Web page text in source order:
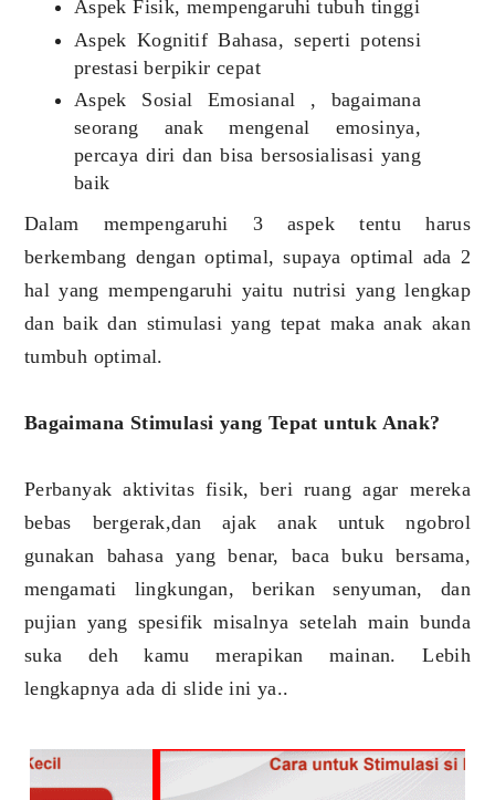
Aspek Fisik, mempengaruhi tubuh tinggi
Aspek Kognitif Bahasa, seperti potensi
prestasi berpikir cepat
Aspek Sosial Emosianal , bagaimana
seorang anak mengenal emosinya,
percaya diri dan bisa bersosialisasi yang
baik
Dalam mempengaruhi 3 aspek tentu harus
berkembang dengan optimal, supaya optimal ada 2
hal yang mempengaruhi yaitu nutrisi yang lengkap
dan baik dan stimulasi yang tepat maka anak akan
tumbuh optimal.
Bagaimana Stimulasi yang Tepat untuk Anak?
Perbanyak aktivitas fisik, beri ruang agar mereka
bebas bergerak,dan ajak anak untuk ngobrol
gunakan bahasa yang benar, baca buku bersama,
mengamati lingkungan, berikan senyuman, dan
pujian yang spesifik misalnya setelah main bunda
suka deh kamu merapikan mainan. Lebih
lengkapnya ada di slide ini ya..